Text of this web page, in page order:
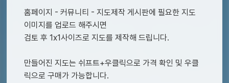
홈페이지 - 커뮤니티 - 지도제작 게시판에 필요한 지도
이미지를 업로드 해주시면
검토 후 1x1사이즈로 지도를 제작해 드립니다.
만들어진 지도는 쉬프트+우클릭으로 가격 확인 및 우클
릭으로 구매가 가능합니다.